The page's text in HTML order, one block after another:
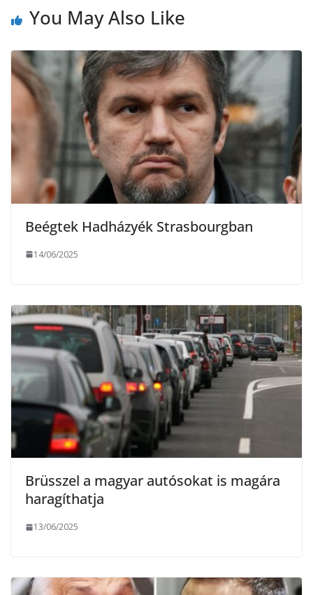
k
e
g
You May Also Like
Beégtek Hadházyék Strasbourgban
14/06/2025
Brüsszel a magyar autósokat is magára
haragíthatja
13/06/2025